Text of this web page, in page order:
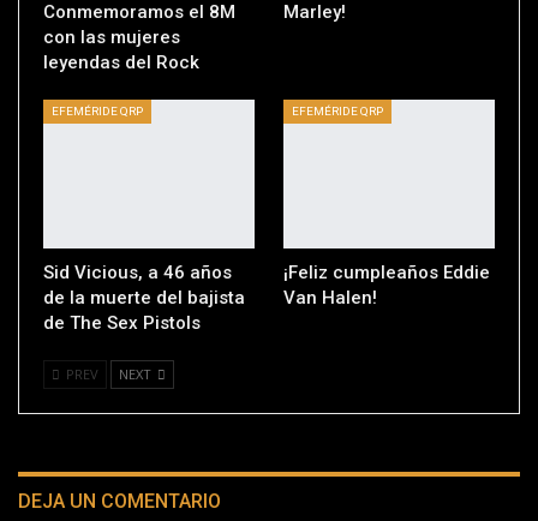
Conmemoramos el 8M
con las mujeres
leyendas del Rock
Marley!
EFEMÉRIDE QRP
Sid Vicious, a 46 años
de la muerte del bajista
de The Sex Pistols
EFEMÉRIDE QRP
¡Feliz cumpleaños Eddie
Van Halen!
PREV NEXT
DEJA UN COMENTARIO